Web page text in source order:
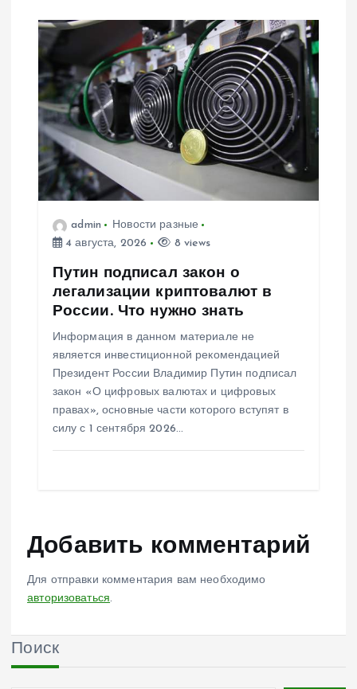
admin
Новости разные
4 августа, 2026
8 views
Путин подписал закон о
легализации криптовалют в
России. Что нужно знать
Информация в данном материале не
является инвестиционной рекомендацией
Президент России Владимир Путин подписал
закон «О цифровых валютах и цифровых
правах», основные части которого вступят в
силу с 1 сентября 2026…
Добавить комментарий
Для отправки комментария вам необходимо
авторизоваться.
Поиск